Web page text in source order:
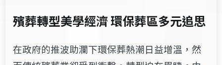
殯葬轉型美學經濟 環保葬區多元追思
在政府的推波助瀾下環保葬熱潮日益增溫，然